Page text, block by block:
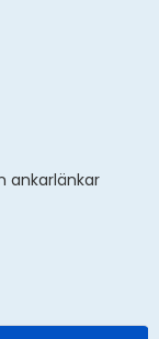
ankarlänkar